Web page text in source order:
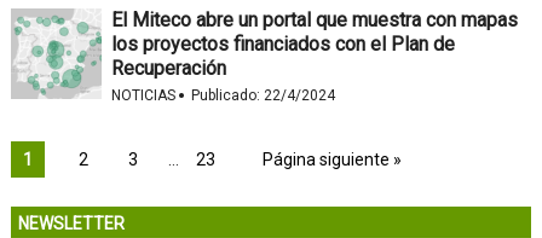
El Miteco abre un portal que muestra con mapas
los proyectos financiados con el Plan de
Recuperación
NOTICIAS · Publicado: 22/4/2024
1 2 3 23 Página siguiente »
NEWSLETTER